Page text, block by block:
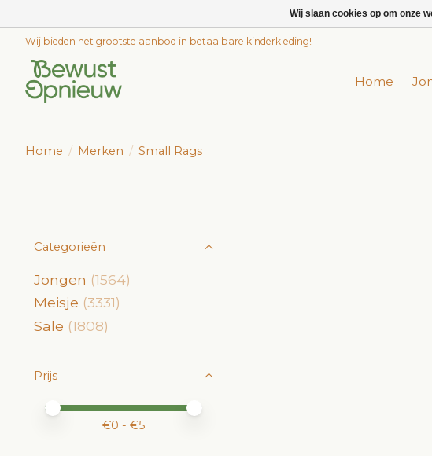
Wij bieden het grootste aanbod in betaalbare kinderkleding!
Home
Home / Merken / Small Rags
Categorieën
Jongen (1564)
Meisje (3331)
Sale (1808)
Prijs
Minimale prijswaarde
Price maximum value
€0 - €5
Wij slaan cookies op om onze